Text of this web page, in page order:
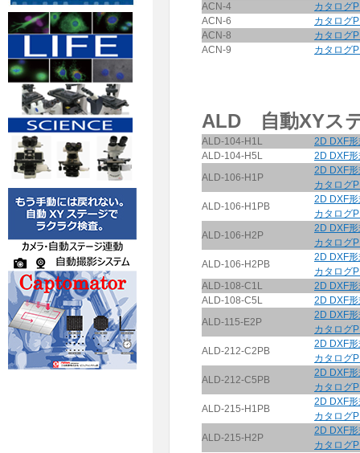
ACN-4
カタログ
ACN-6
カタログ
ACN-8
カタログ
ACN-9
カタログ
ALD 自動XYス
ALD-104-H1L
2D DXF
ALD-104-H5L
2D DXF
ALD-106-H1P
2D DXF
カタログ
ALD-106-H1PB
2D DXF
カタログ
ALD-106-H2P
2D DXF
カタログ
ALD-106-H2PB
2D DXF
カタログ
ALD-108-C1L
2D DXF
ALD-108-C5L
2D DXF
ALD-115-E2P
2D DXF
カタログ
ALD-212-C2PB
2D DXF
カタログ
ALD-212-C5PB
2D DXF
カタログ
ALD-215-H1PB
2D DXF
カタログ
ALD-215-H2P
2D DXF
カタログ